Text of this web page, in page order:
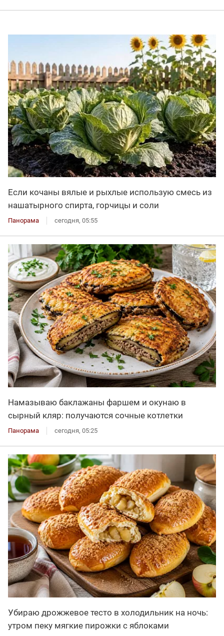
Если кочаны вялые и рыхлые использую смесь из
нашатырного спирта, горчицы и соли
Панорама сегодня, 05:55
Намазываю баклажаны фаршем и окунаю в
сырный кляр: получаются сочные котлетки
Панорама сегодня, 05:25
Убираю дрожжевое тесто в холодильник на ночь:
утром пеку мягкие пирожки с яблоками